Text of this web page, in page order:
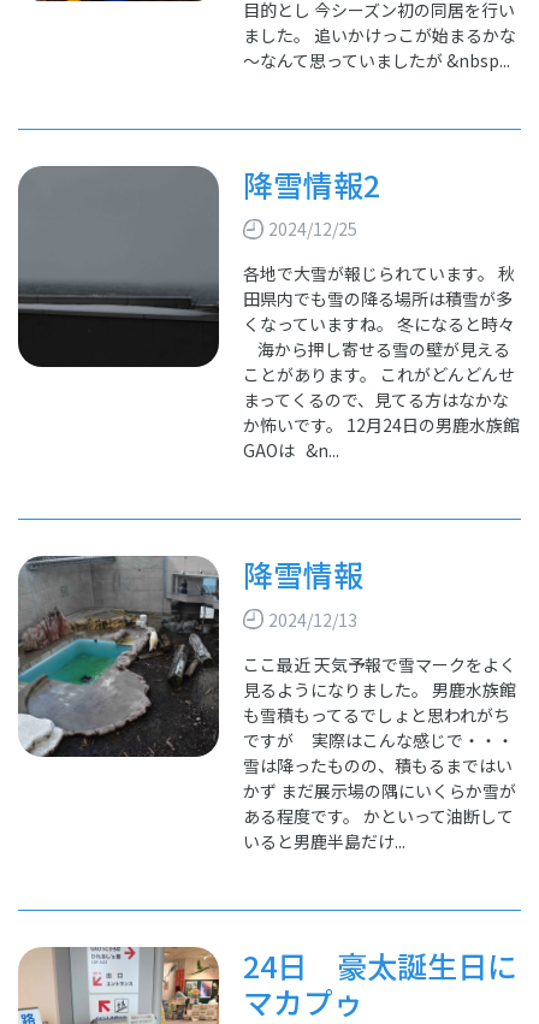
目的とし 今シーズン初の同居を行い
ました。 追いかけっこが始まるかな
～なんて思っていましたが &nbsp...
降雪情報2
2024/12/25
各地で大雪が報じられています。 秋
田県内でも雪の降る場所は積雪が多
くなっていますね。 冬になると時々
海から押し寄せる雪の壁が見える
ことがあります。 これがどんどんせ
まってくるので、見てる方はなかな
か怖いです。 12月24日の男鹿水族館
GAOは &n...
降雪情報
2024/12/13
ここ最近 天気予報で雪マークをよく
見るようになりました。 男鹿水族館
も雪積もってるでしょと思われがち
ですが 実際はこんな感じで・・・
雪は降ったものの、積もるまではい
かず まだ展示場の隅にいくらか雪が
ある程度です。 かといって油断して
いると男鹿半島だけ...
24日 豪太誕生日に
マカプゥ